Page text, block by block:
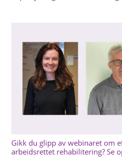
Gikk du glipp av webinaret om
arbeidsrettet rehabilitering? Se